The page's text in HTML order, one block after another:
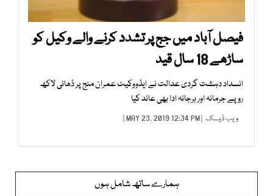
فیصل آباد میں جج پر تشدد کرنے والے وکیل کو
ساڑھے 18 سال قید
انسداد دہشت گردی عدالت نے ایڈووکیٹ عمران منج پر ڈھائی لاکھ
روپے جرمانہ اور ہرجانہ ادا بھی عائد کیا
ویب ڈیسک | MAY 23, 2019 12:34 PM |
ہمارے ساتھ شامل ہوں